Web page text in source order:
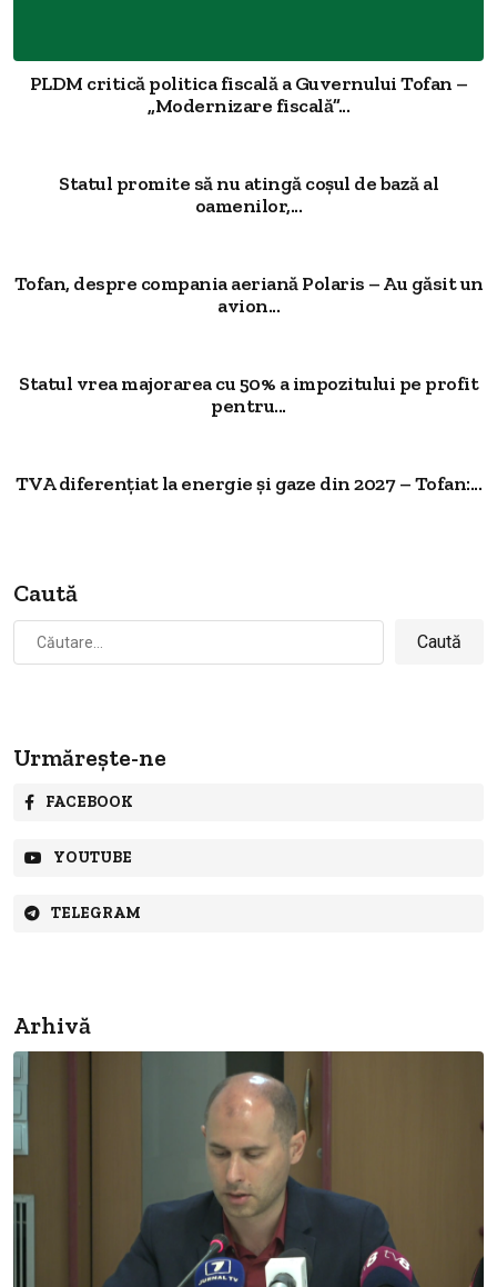
PLDM critică politica fiscală a Guvernului Tofan –
„Modernizare fiscală”...
Statul promite să nu atingă coșul de bază al
oamenilor,...
Tofan, despre compania aeriană Polaris – Au găsit un
avion...
Statul vrea majorarea cu 50% a impozitului pe profit
pentru...
TVA diferențiat la energie și gaze din 2027 – Tofan:...
Caută
Caută
după:
Urmărește-ne
FACEBOOK
YOUTUBE
TELEGRAM
Arhivă